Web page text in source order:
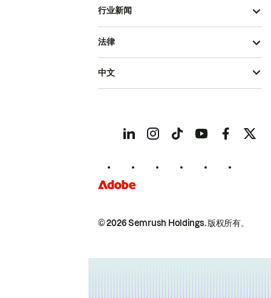
行业新闻
© 2026 Semrush Holdings.版权所有。
法律
中文